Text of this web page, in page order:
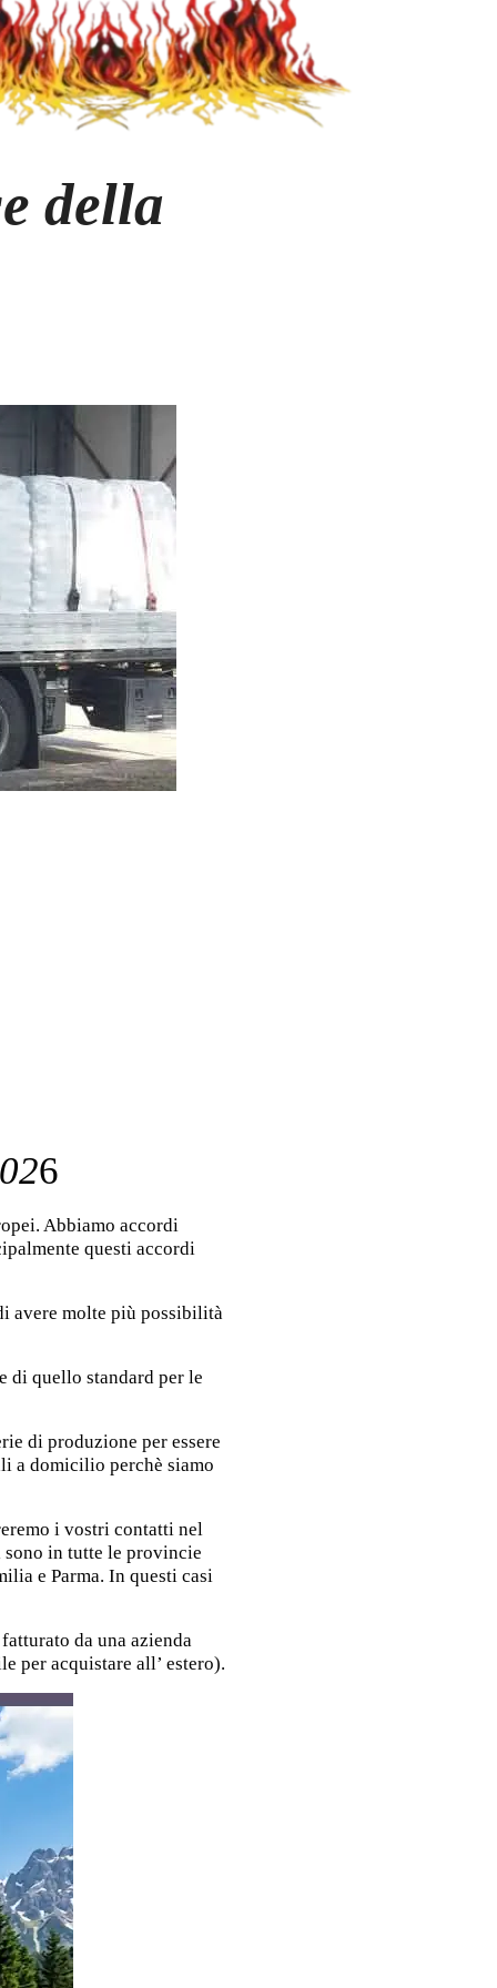
della
6
Abbiamo accordi
questi accordi
avere molte più possibilità
di quello standard per le
di produzione per essere
a domicilio perchè siamo
i vostri contatti nel
sono in tutte le provincie
e Parma. In questi casi
da una azienda
per acquistare all’ estero).